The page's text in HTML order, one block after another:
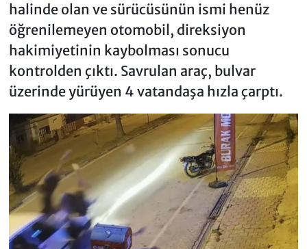
halinde olan ve sürücüsünün ismi henüz
öğrenilemeyen otomobil, direksiyon
hakimiyetinin kaybolması sonucu
kontrolden çıktı. Savrulan araç, bulvar
üzerinde yürüyen 4 vatandaşa hızla çarptı.